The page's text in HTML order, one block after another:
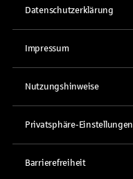
Datenschutzerklärung
Impressum
Nutzungshinweise
Privatsphäre-Einstellungen
Barrierefreiheit